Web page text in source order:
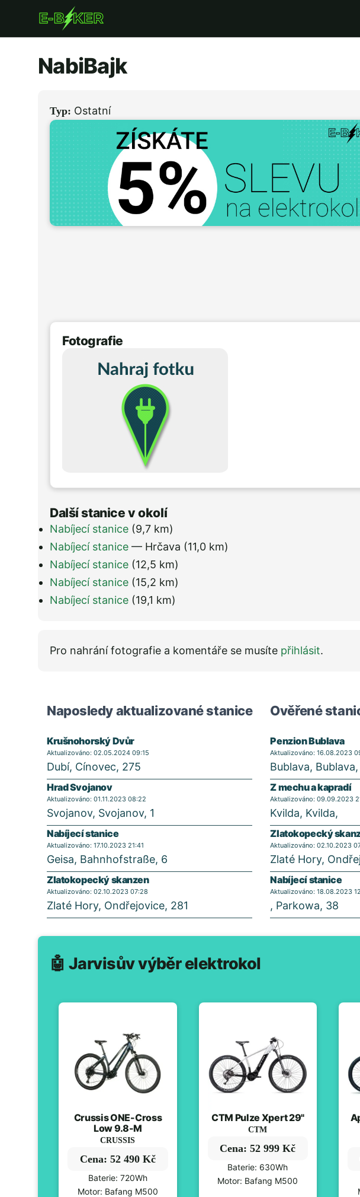
NabiBajk
Typ: Ostatní
Fotografie
Další stanice v okolí
Nabíjecí stanice (9,7 km)
Nabíjecí stanice — Hrčava (11,0 km)
Nabíjecí stanice (12,5 km)
Nabíjecí stanice (15,2 km)
Nabíjecí stanice (19,1 km)
Pro nahrání fotografie a komentáře se musíte přihlásit.
Naposledy aktualizované stanice
Krušnohorský Dvůr
Aktualizováno: 02.05.2024 09:15
Dubí, Cínovec, 275
Hrad Svojanov
Aktualizováno: 01.11.2023 08:22
Svojanov, Svojanov, 1
Nabíjecí stanice
Aktualizováno: 17.10.2023 21:41
Geisa, Bahnhofstraße, 6
Zlatokopecký skanzen
Aktualizováno: 02.10.2023 07:28
Zlaté Hory, Ondřejovice, 281
Ověřené
Penzion Bublava
Aktualizováno: 16.08.2023
Bublava,
Z mechu a kapradí
Aktualizováno: 09.09.2023
Kvilda, Kvilda,
Zlatokopecký
Aktualizováno: 02.10.2023
Zlaté Hory,
Nabíjecí stanice
Aktualizováno: 18.08.2023
, Parkowa, 38
🤖 Jarvisův výběr elektrokol
Crussis ONE-Cross
Low 9.8-M
CRUSSIS
Cena: 52 490 Kč
Baterie: 720Wh
Motor: Bafang M500
CTM Pulze Xpert 29"
CTM
Cena: 52 999 Kč
Baterie: 630Wh
Motor: Bafang M500